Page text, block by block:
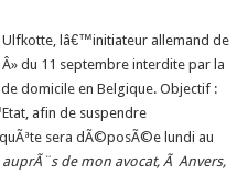
lâ€™initiateur allemand de
du 11 septembre interdite par la
domicile en Belgique.Objectif :
afin de suspendre
sera dÃ©posÃ©e lundi au
de mon avocat, Ã Anvers,